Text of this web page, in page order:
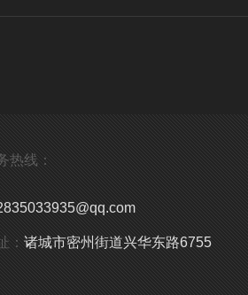
热线：
： 诸城市密州街道兴华东路6755